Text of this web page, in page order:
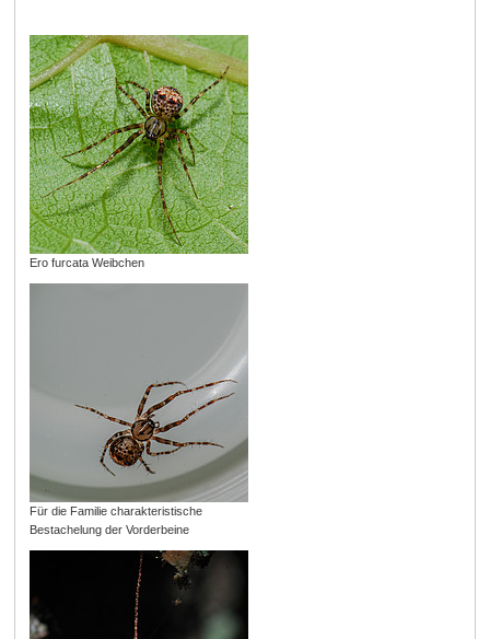
Ero furcata Weibchen
Für die Familie charakteristische
Bestachelung der Vorderbeine